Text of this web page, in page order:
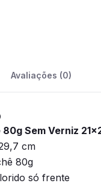
Avaliações (0)
Sem Verniz
cm
80g
só frente